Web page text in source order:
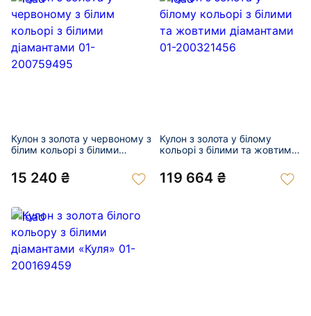
Кулон з золота у червоному з
білим кольорі з білими
15 240 ₴
Кулон з золота у білому
кольорі з білими та жовтими
119 664 ₴